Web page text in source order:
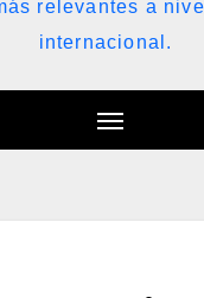
relevantes a
internacional.